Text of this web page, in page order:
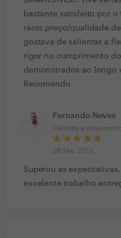
bastante satisfeito por
rácio preço/qualidade
gostava de salientar a
rigor no cumprimento
demonstrados ao longo
Recomendo
Fernando Neves
Website e
26 Mar 2015
Superou as
excelente trabalho